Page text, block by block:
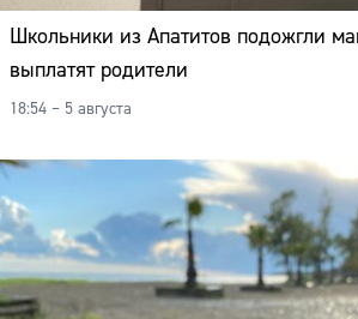
Школьники из Апатитов подожгли
выплатят родители
18:54 – 5 августа